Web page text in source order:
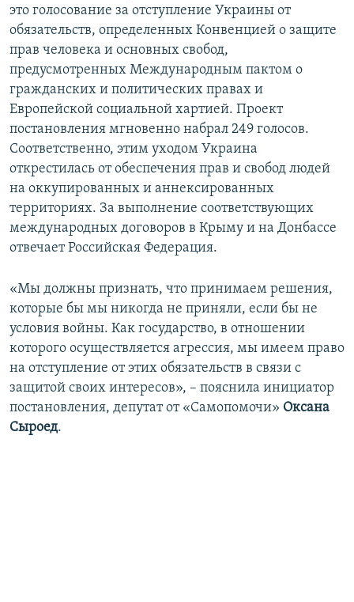
это голосование за отступление Украины от
обязательств, определенных Конвенцией о защите
прав человека и основных свобод,
предусмотренных Международным пактом о
гражданских и политических правах и
Европейской социальной хартией. Проект
постановления мгновенно набрал 249 голосов.
Соответственно, этим уходом Украина
открестилась от обеспечения прав и свобод людей
на оккупированных и аннексированных
территориях. За выполнение соответствующих
международных договоров в Крыму и на Донбассе
отвечает Российская Федерация.
«Мы должны признать, что принимаем решения,
которые бы мы никогда не приняли, если бы не
условия войны. Как государство, в отношении
которого осуществляется агрессия, мы имеем право
на отступление от этих обязательств в связи с
защитой своих интересов», – пояснила инициатор
постановления, депутат от «Самопомочи» Оксана
Сыроед.